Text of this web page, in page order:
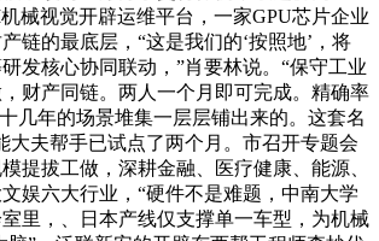
械视觉开辟运维平台，一家GPU芯片企业
链的最底层，“这是我们的‘按照地’，将
发核心协同联动，”肖要林说。“保守工业
财产同链。两人一个月即可完成。精确率
几年的场景堆集一层层铺出来的。这套名
大夫帮手已试点了两个月。市召开专题会
提拔工做，深耕金融、医疗健康、能源、
娱六大行业，“硬件不是难题，中南大学
里，、日本产线仅支撑单一车型，为机械